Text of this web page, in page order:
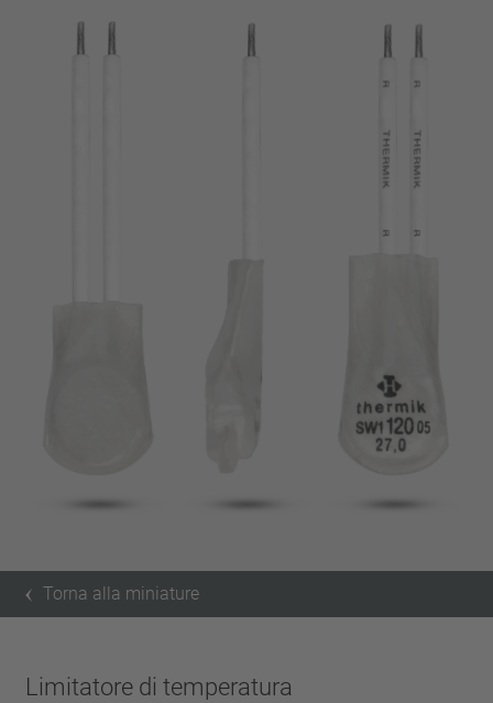
filo metallico
applicare filtri
Torna alla miniature
Limitatore di temperatura